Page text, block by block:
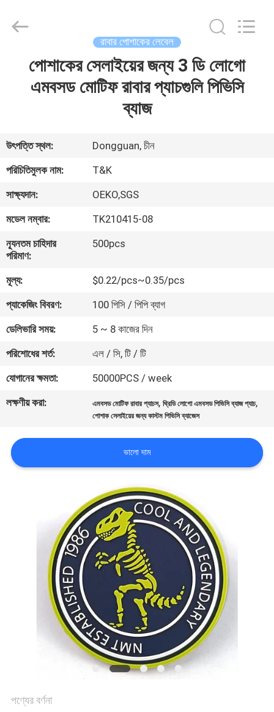
আমাদের
সম্পর্কে
কারখানা
ভ্রমণ
নিয়ন্ত্রণ
যোগাযোগ
করুন
উদ্ধৃতির
জন্য
সাইট
PRIVACY
POLICY
Accessories
Co.,Ltd.
রাবার পোশাকের লেবেল
পোশাকের সেলাইয়ের জন্য 3 ডি লোগো
এমবসড মোটিফ রাবার প্যাচগুলি পিভিসি
ব্যাজ
উৎপত্তি স্থল:
Dongguan, চীন
পরিচিতিমুলক নাম:
T&K
সাক্ষ্যদান:
OEKO,SGS
মডেল নম্বার:
TK210415-08
ন্যূনতম চাহিদার
পরিমাণ:
500pcs
মূল্য:
$0.22/pcs~0.35/pcs
প্যাকেজিং বিবরণ:
100 পিসি / পিপি ব্যাগ
ডেলিভারি সময়:
5 ~ 8 কাজের দিন
পরিশোধের শর্ত:
এল / সি, টি / টি
যোগানের ক্ষমতা:
50000PCS / week
লক্ষণীয় করা:
এমবসড মোটিফ রাবার প্যাচস,থ্রিডি লোগো এমবসড পিভিসি ব্যাজ প্যাচ,
পোশাক সেলাইয়ের জন্য কাস্টম পিভিসি ব্যাজেস
ভালো দাম
পণ্যের বর্ণনা